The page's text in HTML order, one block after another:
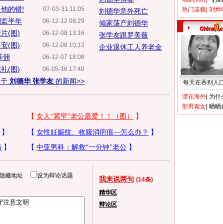
07-03-31 11:05
的错!
06-12-12 08:29
半年
06-12-08 13:16
(图)
06-12-08 10:13
(图)
06-12-07 18:08
佣
06-05-16 17:40
(图)
刘德华 张学友 的新闻>>
刘德华意外死亡
倾家荡产刘德华
张学友跟罗美薇
企业退休工人养老金
藏地址 设为辩论话题 我来说两句 (14条)
精华区
辩论区
热门连载 刘烨
每天在吞别人
漂在海外 为什
型男索女 晒晒